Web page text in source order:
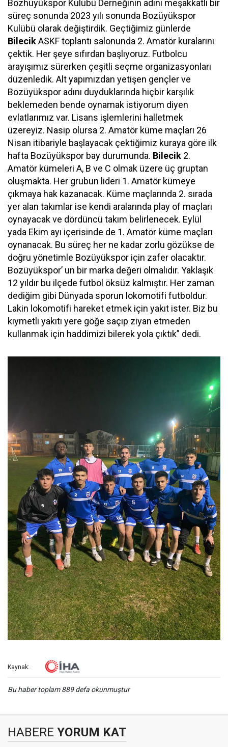
Bozhüyükspor Kulübü Derneğinin adını meşakkatli bir
süreç sonunda 2023 yılı sonunda Bozüyükspor
Kulübü olarak değiştirdik. Geçtiğimiz günlerde
BilecikASKF toplantı salonunda 2. Amatör kuralarını
çektik. Her şeye sıfırdan başlıyoruz. Futbolcu
arayışımız sürerken çeşitli seçme organizasyonları
düzenledik. Alt yapımızdan yetişen gençler ve
Bozüyükspor adını duyduklarında hiçbir karşılık
beklemeden bende oynamak istiyorum diyen
evlatlarımız var. Lisans işlemlerini halletmek
üzereyiz. Nasip olursa 2. Amatör küme maçları 26
Nisan itibariyle başlayacak çektiğimiz kuraya göre ilk
hafta Bozüyükspor bay durumunda. Bilecik 2.
Amatör kümeleri A, B ve C olmak üzere üç gruptan
oluşmakta. Her grubun lideri 1. Amatör kümeye
çıkmaya hak kazanacak. Küme maçlarında 2. sırada
yer alan takımlar ise kendi aralarında play of maçları
oynayacak ve dördüncü takım belirlenecek. Eylül
yada Ekim ayı içerisinde de 1. Amatör küme maçları
oynanacak. Bu süreç her ne kadar zorlu gözükse de
doğru yönetimle Bozüyükspor için zafer olacaktır.
Bozüyükspor’ un bir marka değeri olmalıdır. Yaklaşık
12 yıldır bu ilçede futbol öksüz kalmıştır. Her zaman
dediğim gibi Dünyada sporun lokomotifi futboldur.
Lakin lokomotifi hareket etmek için yakıt ister. Biz bu
kıymetli yakıtı yere göğe saçıp ziyan etmeden
kullanmak için haddimizi bilerek yola çıktık” dedi.
Kaynak:
Bu haber toplam 889 defa okunmuştur
HABERE YORUM KAT